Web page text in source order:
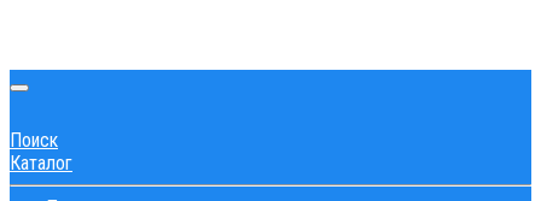
Поиск
Каталог